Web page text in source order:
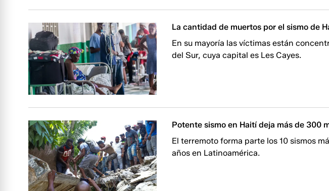
La cantidad de muertos por el sismo de
En su mayoría las víctimas están
del Sur, cuya capital es Les Cayes.
Potente sismo en Haití deja más de 300
El terremoto forma parte los 10 sismos
años en Latinoamérica.